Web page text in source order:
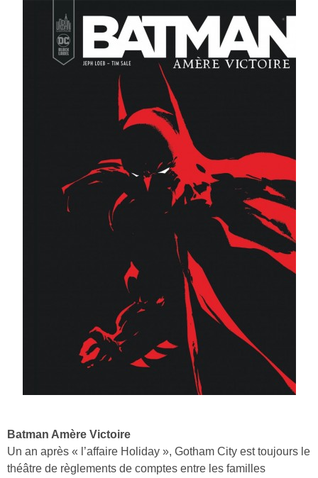
Batman Amère Victoire
Un an après « l’affaire Holiday », Gotham City est toujours le
théâtre de règlements de comptes entre les familles